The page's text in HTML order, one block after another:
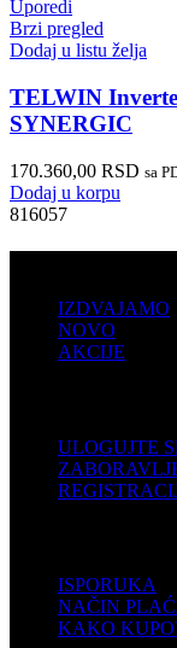
Uporedi
Brzi pregled
Dodaj u listu želja
TELWIN
SYNERGIC
170.360,00 RSD sa
Dodaj u korpu
816057
IZDVAJAMO
NOVO
AKCIJE
ULOGUJTE
ISPORUKA
NAČIN
KAKO